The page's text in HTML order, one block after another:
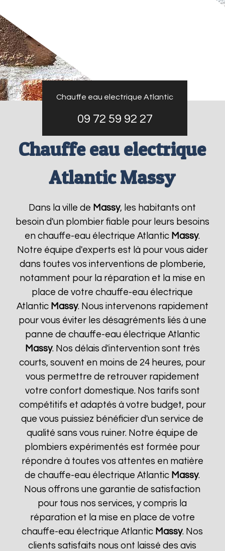
Chauffe eau electrique Atlantic
09 72 59 92 27
Chauffe eau electrique
Atlantic Massy
Dans la ville de Massy, les habitants ont
besoin d'un plombier fiable pour leurs besoins
en chauffe-eau électrique Atlantic Massy.
Notre équipe d'experts est là pour vous aider
dans toutes vos interventions de plomberie,
notamment pour la réparation et la mise en
place de votre chauffe-eau électrique
Atlantic Massy. Nous intervenons rapidement
pour vous éviter les désagréments liés à une
panne de chauffe-eau électrique Atlantic
Massy. Nos délais d'intervention sont très
courts, souvent en moins de 24 heures, pour
vous permettre de retrouver rapidement
votre confort domestique. Nos tarifs sont
compétitifs et adaptés à votre budget, pour
que vous puissiez bénéficier d'un service de
qualité sans vous ruiner. Notre équipe de
plombiers expérimentés est formée pour
répondre à toutes vos attentes en matière
de chauffe-eau électrique Atlantic Massy.
Nous offrons une garantie de satisfaction
pour tous nos services, y compris la
réparation et la mise en place de votre
chauffe-eau électrique Atlantic Massy. Nos
clients satisfaits nous ont laissé des avis